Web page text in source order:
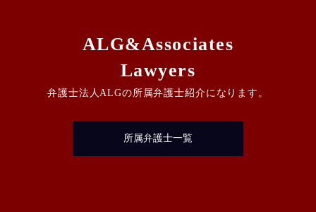
ALG&Associates
Lawyers
弁護士法人ALGの所属弁護士紹介になります。
所属弁護士一覧